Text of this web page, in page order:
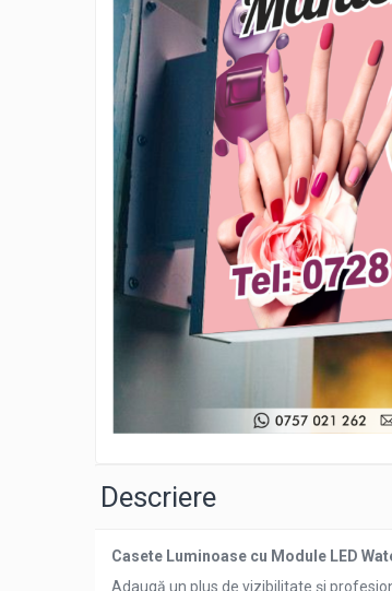
Litere iluminate LED
Litere iluminate NEONFLEX
Printuri Promotionale
Signalistica Institutii Publice
Sisteme de Afisare
Descriere
Casete Luminoase cu Module LED
Adaugă un plus de vizibilitate și